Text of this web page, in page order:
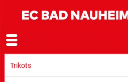
Trikots